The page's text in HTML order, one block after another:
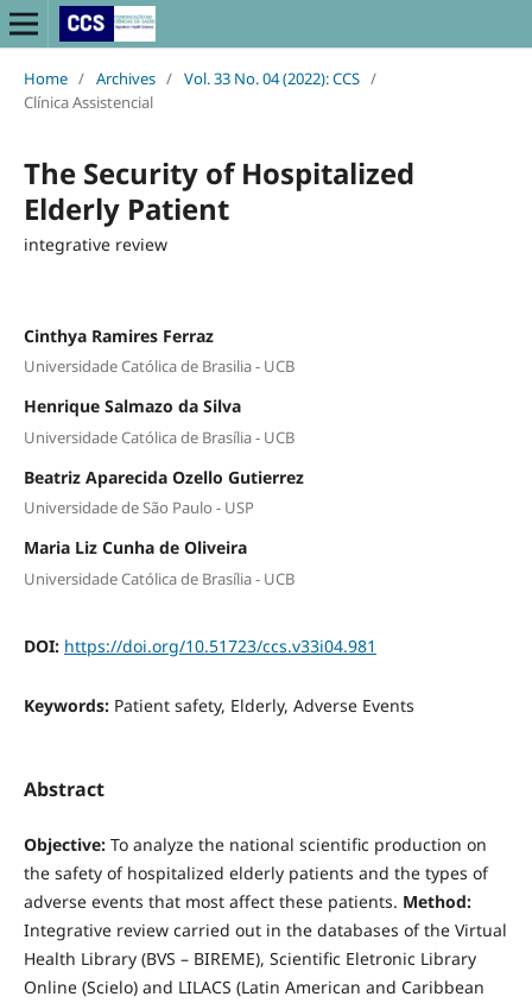
Home / Archives / Vol. 33 No. 04 (2022): CCS /
Clínica Assistencial
The Security of Hospitalized
Elderly Patient
integrative review
Cinthya Ramires Ferraz
Universidade Católica de Brasilia - UCB
Henrique Salmazo da Silva
Universidade Católica de Brasília - UCB
Beatriz Aparecida Ozello Gutierrez
Universidade de São Paulo - USP
Maria Liz Cunha de Oliveira
Universidade Católica de Brasília - UCB
DOI: https://doi.org/10.51723/ccs.v33i04.981
Keywords: Patient safety, Elderly, Adverse Events
Abstract
Objective:To analyze the national scientific production on
the safety of hospitalized elderly patients and the types of
adverse events that most affect these patients. Method:
Integrative review carried out in the databases of the Virtual
Health Library (BVS – BIREME), Scientific Eletronic Library
Online (Scielo) and LILACS (Latin American and Caribbean